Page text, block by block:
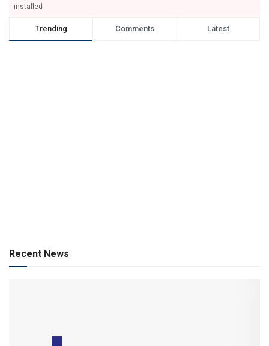
installed
Trending Comments Latest
Recent News